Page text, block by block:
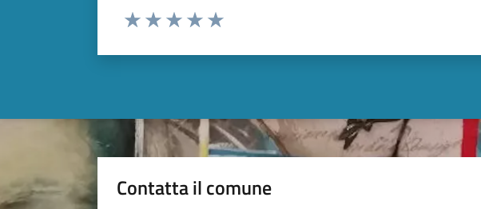
Valuta da 1 a 5 stelle la pagina
Contatta il comune